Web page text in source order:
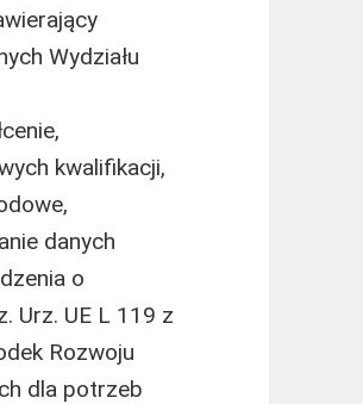
Wydziału
kwalifikacji,
danych
o
Urz. UE L 119 z
Rozwoju
dla potrzeb